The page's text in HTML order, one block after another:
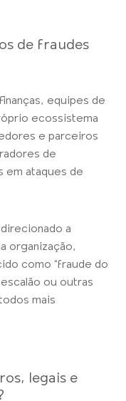
de fraudes
equipes de
ecossistema
e parceiros
de
em ataques de
a
organização,
como “fraude do
ou outras
mais
legais e